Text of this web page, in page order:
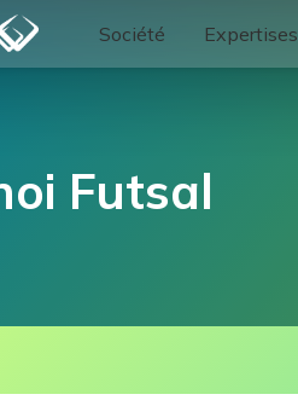
Société Expertises
Futsal